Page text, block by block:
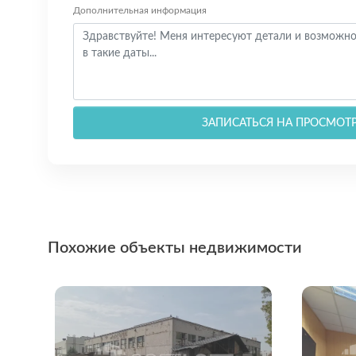
Дополнительная информация
ЗАПИСАТЬСЯ НА
Похожие объекты недвижимости